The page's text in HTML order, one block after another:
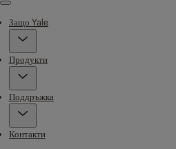
Menu
Защо Yale
Продукти
Поддръжка
Контакти